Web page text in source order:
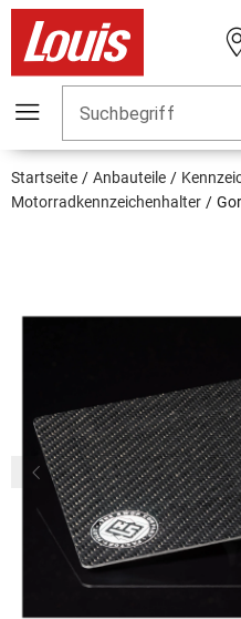
Suchbegriff
Startseite Anbauteile
Motorradkennzeichenhalter